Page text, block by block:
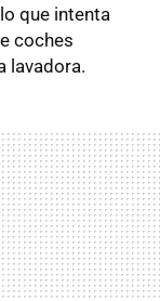
que intenta
coches
lavadora.